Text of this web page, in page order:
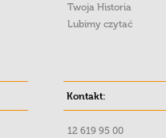
Twoja Historia
Lubimy czytać
Kontakt:
12 619 95 00